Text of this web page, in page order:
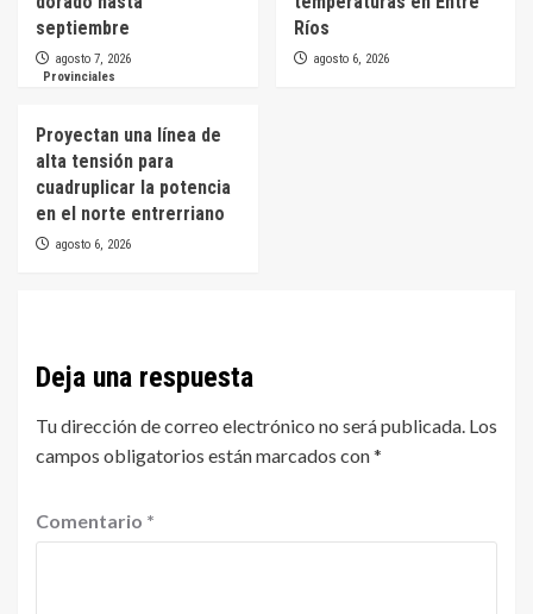
septiembre
agosto 7, 2026
Ríos
agosto 6, 2026
Provinciales
Proyectan una línea de
alta tensión para
cuadruplicar la potencia
en el norte entrerriano
agosto 6, 2026
Deja una respuesta
Tu dirección de correo electrónico no será publicada. Los
campos obligatorios están marcados con*
Comentario *